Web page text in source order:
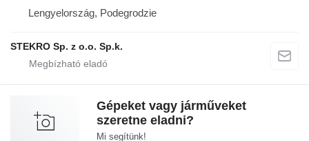
Lengyelország, Podegrodzie
STEKRO Sp. z o.o. Sp.k.
Gépeket vagy járműveket
szeretne eladni?
Mi segítünk!